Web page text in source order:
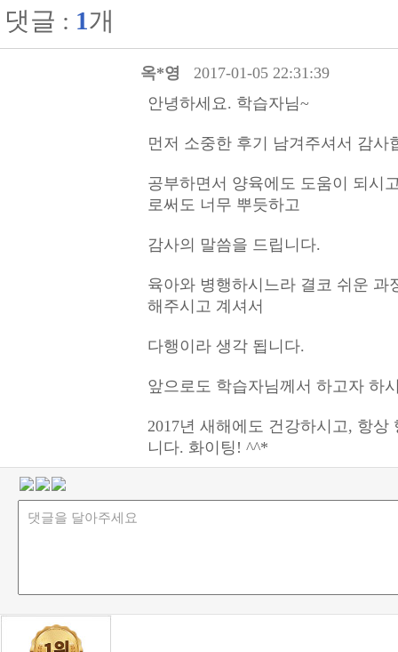
댓글 : 1개
옥*영
2017-01-05 22:31:39
안녕하세요. 학습자님~
먼저 소중한 후기 남겨주셔서 감사
공부하면서 양육에도 도움이 되시
로써도 너무 뿌듯하고
감사의 말씀을 드립니다.
육아와 병행하시느라 결코 쉬운
해주시고 계셔서
다행이라 생각 됩니다.
앞으로도 학습자님께서 하고자 하
2017년 새해에도 건강하시고, 항
니다. 화이팅! ^^*